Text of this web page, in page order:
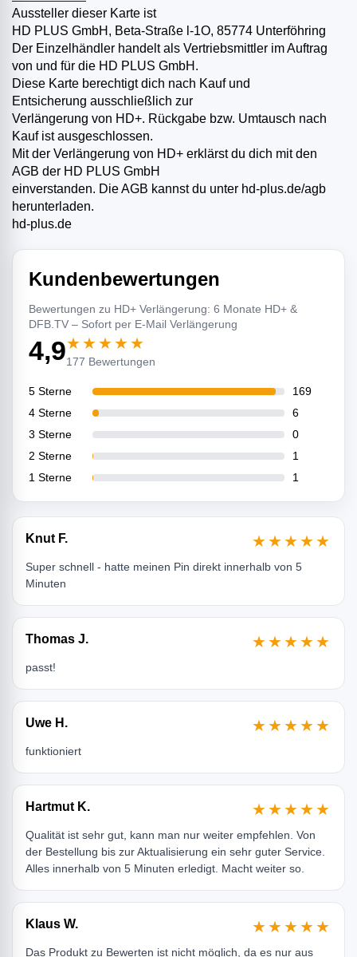
Aussteller dieser Karte ist
HD PLUS GmbH, Beta-Straße l-1O, 85774 Unterföhring
Der Einzelhändler handelt als Vertriebsmittler im Auftrag
von und für die HD PLUS GmbH.
Diese Karte berechtigt dich nach Kauf und
Entsicherung ausschließlich zur
Verlängerung von HD+. Rückgabe bzw. Umtausch nach
Kauf ist ausgeschlossen.
Mit der Verlängerung von HD+ erklärst du dich mit den
AGB der HD PLUS GmbH
einverstanden. Die AGB kannst du unter hd-plus.de/agb
herunterladen.
hd-plus.de
Kundenbewertungen
Bewertungen zu HD+ Verlängerung: 6 Monate HD+ &
DFB.TV – Sofort per E-Mail Verlängerung
4,9★★★★★
177 Bewertungen
5 Sterne
169
4 Sterne
6
3 Sterne
0
2 Sterne
1
1 Sterne
1
Knut F. ★★★★★
Super schnell - hatte meinen Pin direkt innerhalb von 5
Minuten
Thomas J. ★★★★★
passt!
Uwe H. ★★★★★
funktioniert
Hartmut K. ★★★★★
Qualität ist sehr gut, kann man nur weiter empfehlen. Von
der Bestellung bis zur Aktualisierung ein sehr guter Service.
Alles innerhalb von 5 Minuten erledigt. Macht weiter so.
Klaus W. ★★★★★
Das Produkt zu Bewerten ist nicht möglich, da es nur aus